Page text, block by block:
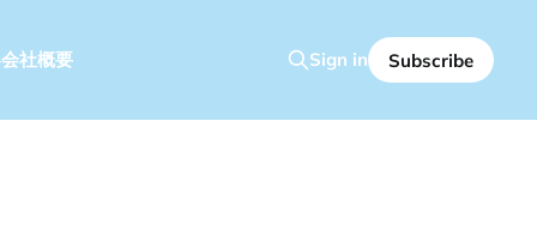
会社概要 Sign in Subscribe